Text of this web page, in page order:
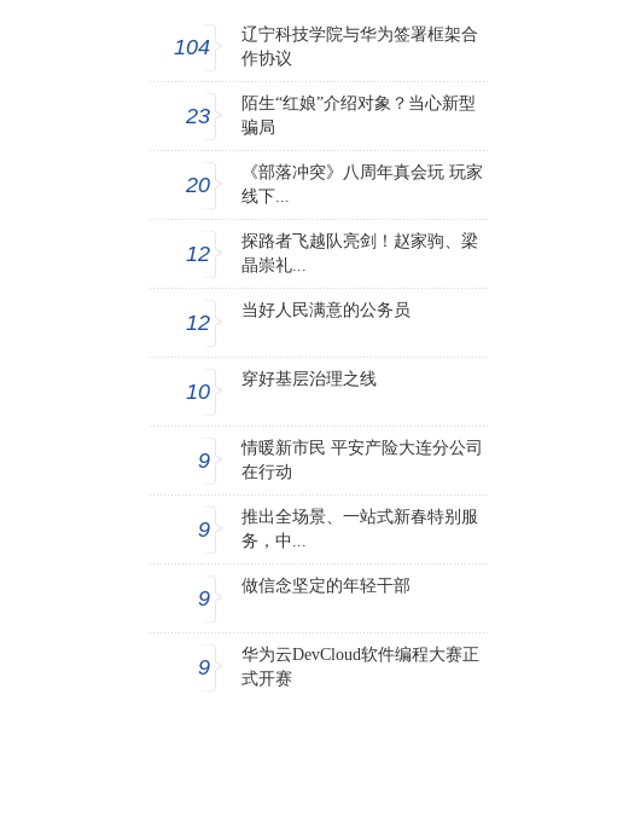
104
辽宁科技学院与华为签署框架合
作协议
23
陌生“红娘”介绍对象？当心新型
骗局
20
《部落冲突》八周年真会玩 玩家
线下...
12
探路者飞越队亮剑！赵家驹、梁
晶崇礼...
12
当好人民满意的公务员
10
穿好基层治理之线
9
情暖新市民 平安产险大连分公司
在行动
9
推出全场景、一站式新春特别服
务，中...
9
做信念坚定的年轻干部
9
华为云DevCloud软件编程大赛正
式开赛